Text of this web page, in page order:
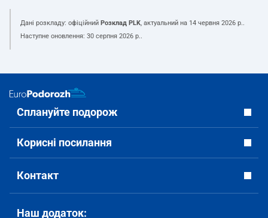
Дані розкладу: офіційний Розклад PLK, актуальний на 14 червня 2026 р..
Наступне оновлення: 30 серпня 2026 р..
Сплануйте подорож
Корисні посилання
Контакт
Наш додаток: